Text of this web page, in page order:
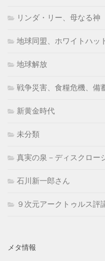
リンダ・リー、母なる神
地球同盟、ホワイトハッ
地球解放
戦争災害、食糧危機、備
新黄金時代
未分類
真実の泉－ディスクロー
石川新一郎さん
９次元アークトゥルス評
メタ情報